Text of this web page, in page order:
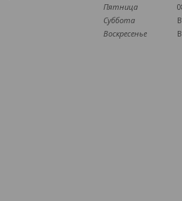
Пятница
Суббота
Воскресенье